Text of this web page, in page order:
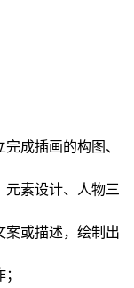
成插画的构图、
元素设计、人物三
案或描述，绘制出